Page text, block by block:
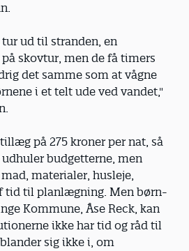
ud til stranden, en
skovtur, men de få timers
det samme som at vågne
i et telt ude ved vandet,"
på 275 kroner per nat, så
budgetterne, men
materialer, husleje,
tid til planlægning. Men børn-
Kommune, Åse Reck, kan
ikke har tid og råd til
sig ikke i, om